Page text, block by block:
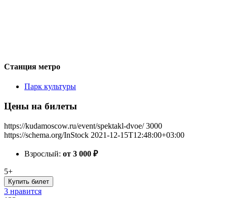
Станция метро
Парк культуры
Цены на билеты
https://kudamoscow.ru/event/spektakl-dvoe/ 3000
https://schema.org/InStock 2021-12-15T12:48:00+03:00
Взрослый: от 3 000 ₽
5+
Купить билет
3 нравится